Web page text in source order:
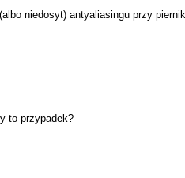
niedosyt) antyaliasingu przy
to przypadek?